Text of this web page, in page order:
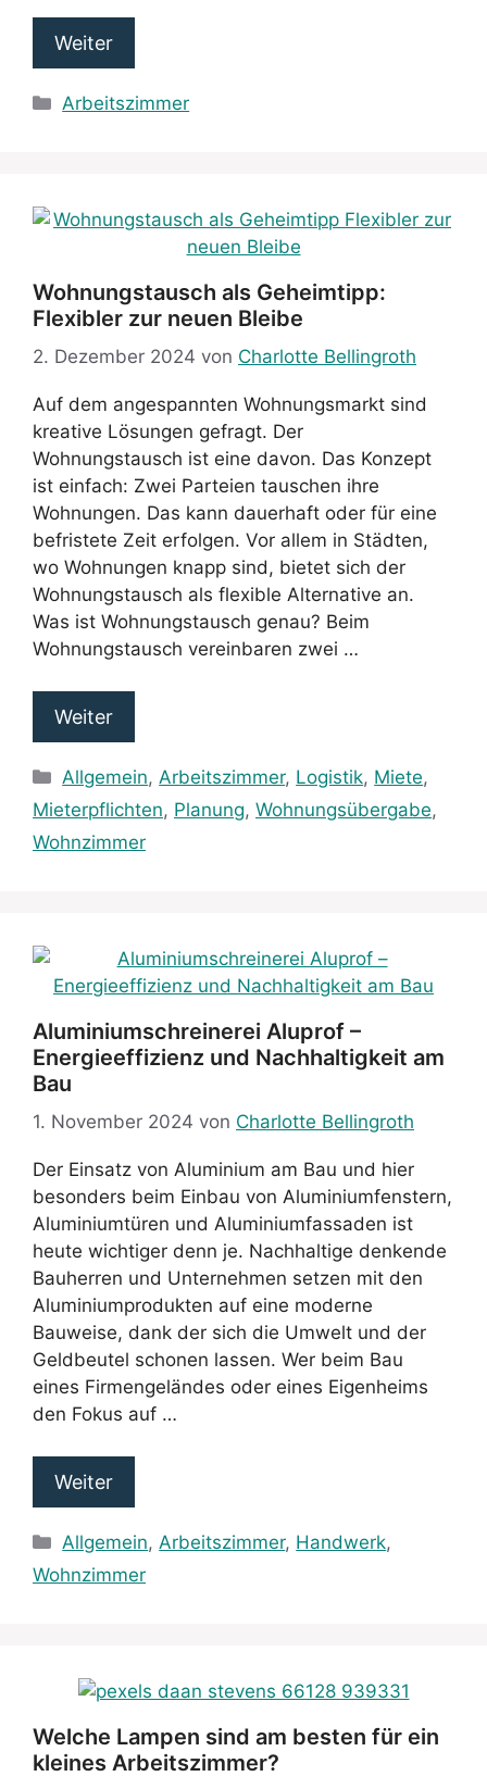
Weiter
Kategorien
Arbeitszimmer
Wohnungstausch als Geheimtipp:
Flexibler zur neuen Bleibe
2. Dezember 2024 von Charlotte Bellingroth
Auf dem angespannten Wohnungsmarkt sind
kreative Lösungen gefragt. Der
Wohnungstausch ist eine davon. Das Konzept
ist einfach: Zwei Parteien tauschen ihre
Wohnungen. Das kann dauerhaft oder für eine
befristete Zeit erfolgen. Vor allem in Städten,
wo Wohnungen knapp sind, bietet sich der
Wohnungstausch als flexible Alternative an.
Was ist Wohnungstausch genau? Beim
Wohnungstausch vereinbaren zwei …
Weiter
Kategorien
Allgemein, Arbeitszimmer, Logistik, Miete,
Mieterpflichten, Planung, Wohnungsübergabe,
Wohnzimmer
Aluminiumschreinerei Aluprof –
Energieeffizienz und Nachhaltigkeit am
Bau
1. November 2024 von Charlotte Bellingroth
Der Einsatz von Aluminium am Bau und hier
besonders beim Einbau von Aluminiumfenstern,
Aluminiumtüren und Aluminiumfassaden ist
heute wichtiger denn je. Nachhaltige denkende
Bauherren und Unternehmen setzen mit den
Aluminiumprodukten auf eine moderne
Bauweise, dank der sich die Umwelt und der
Geldbeutel schonen lassen. Wer beim Bau
eines Firmengeländes oder eines Eigenheims
den Fokus auf …
Weiter
Kategorien
Allgemein, Arbeitszimmer, Handwerk,
Wohnzimmer
Welche Lampen sind am besten für ein
kleines Arbeitszimmer?